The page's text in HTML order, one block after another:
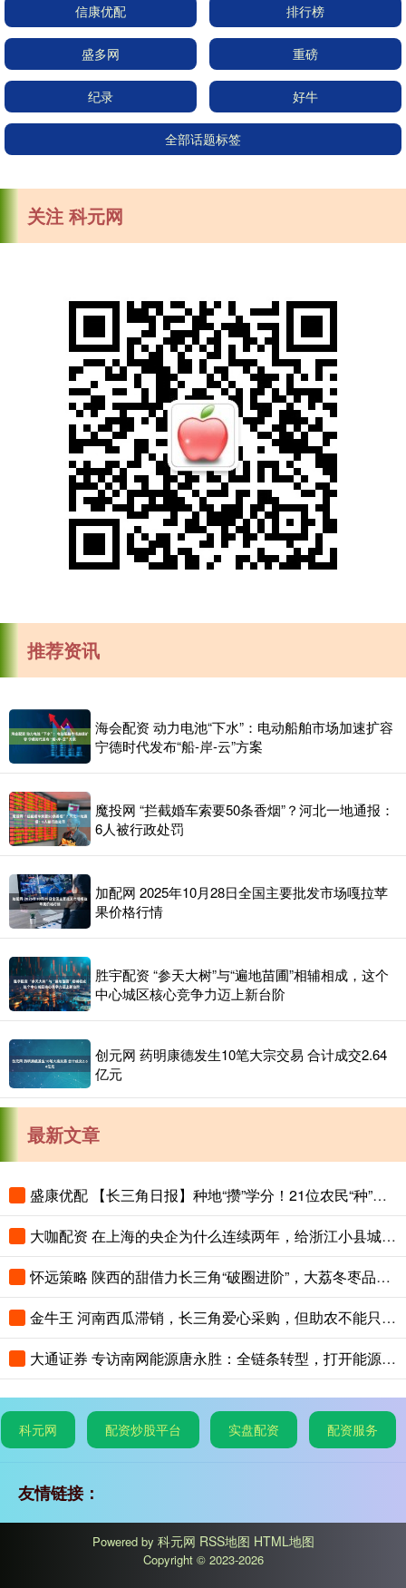
信康优配 排行榜
盛多网 重磅
纪录 好牛
全部话题标签
关注 科元网
推荐资讯
海会配资 动力电池“下水”：电动船舶市场加速扩容
宁德时代发布“船-岸-云”方案
魔投网 “拦截婚车索要50条香烟”？河北一地通报：
6人被行政处罚
加配网 2025年10月28日全国主要批发市场嘎拉苹
果价格行情
胜宇配资 “参天大树”与“遍地苗圃”相辅相成，这个
中心城区核心竞争力迈上新台阶
创元网 药明康德发生10笔大宗交易 合计成交2.64
亿元
最新文章
盛康优配 【长三角日报】种地“攒”学分！21位农民“种”出大专文凭
大咖配资 在上海的央企为什么连续两年，给浙江小县城里的这个创新中心写感谢信？
怀远策略 陕西的甜借力长三角“破圈进阶”，大荔冬枣品鉴会在沪举办
金牛王 河南西瓜滞销，长三角爱心采购，但助农不能只靠爱心救场
大通证券 专访南网能源唐永胜：全链条转型，打开能源低碳发展新赛道
科元网 配资炒股平台 实盘配资 配资服务
友情链接：
Powered by 科元网 RSS地图 HTML地图
Copyright © 2023-2026